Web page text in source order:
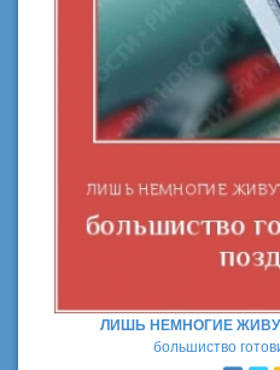
ЛИШЬ НЕМНОГИЕ
большиство